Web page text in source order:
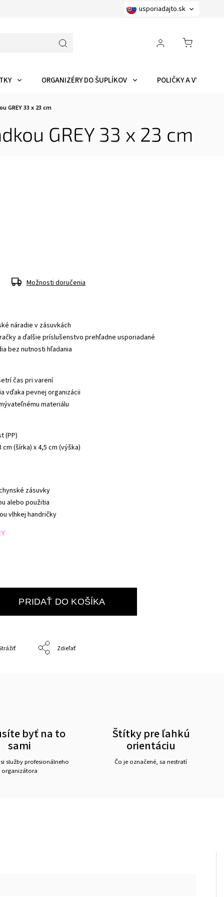
usporiadajto.sk
ORGANIZÉRY DO ŠUPLÍKOV POLIČKY A
GREY 33 x 23 cm
GREY 33 x 23 cm
náradie v zásuvkách
a ďalšie príslušenstvo prehľadne usporiadané
bez nutnosti hľadania
čas pri varení
vďaka pevnej organizácii
materiálu
(PP)
(šírka) x 4,5 cm (výška)
zásuvky
alebo použitia
vlhkej handričky
Možnosti doručenia
PRIDAŤ DO KOŠÍKA
Zdieľať
byť na to
sami
služby profesionálneho
organizátora
Štítky pre ľahkú
orientáciu
Čo je označené, sa nestratí